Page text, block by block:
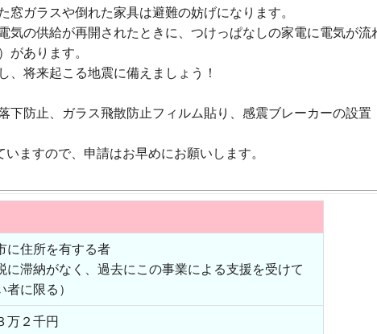
窓ガラスや倒れた家具は避難の妨げになります。
気の供給が再開されたときに、つけっぱなしの家電に電気が流
があります。
、将来起こる地震に備えましょう！
下防止、ガラス飛散防止フィルム貼り、感震ブレーカーの設置
ますので、申請はお早めにお願いします。
に住所を有する者
に滞納がなく、過去にこの事業による支援を受けて
者に限る）
万２千円